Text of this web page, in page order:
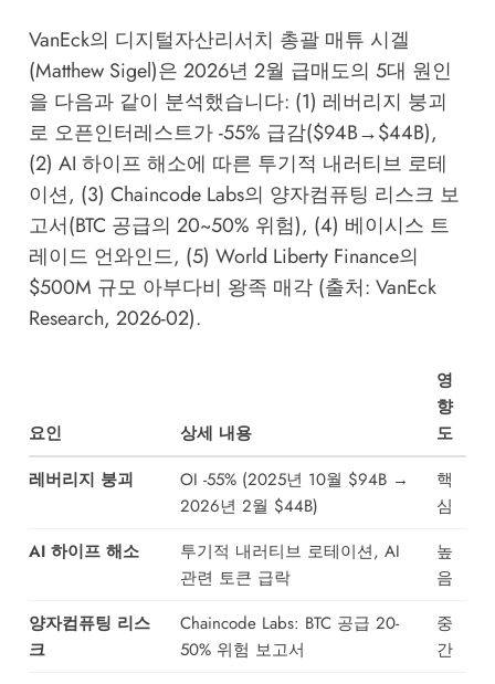
VanEck의 디지털자산리서치 총괄 매튜 시겔
(Matthew Sigel)은 2026년 2월 급매도의 5대 원인
을 다음과 같이 분석했습니다: (1) 레버리지 붕괴
로 오픈인터레스트가 -55% 급감($94B→$44B),
(2) AI 하이프 해소에 따른 투기적 내러티브 로테
이션, (3) Chaincode Labs의 양자컴퓨팅 리스크 보
고서(BTC 공급의 20~50% 위험), (4) 베이시스 트
레이드 언와인드, (5) World Liberty Finance의
$500M 규모 아부다비 왕족 매각 (출처: VanEck
Research, 2026-02).
요인 상세 내용
영
향
도
레버리지 붕괴
OI -55% (2025년 10월 $94B →
2026년 2월 $44B)
핵
심
AI 하이프 해소
투기적 내러티브 로테이션, AI
관련 토큰 급락
높
음
양자컴퓨팅 리스
크
Chaincode Labs: BTC 공급 20-
50% 위험 보고서
중
간